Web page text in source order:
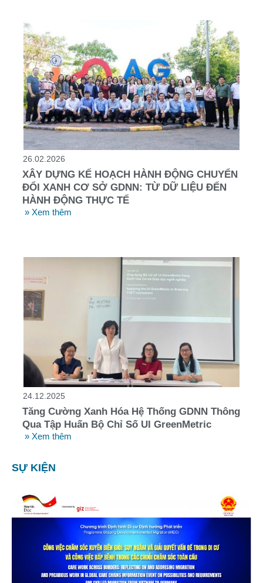
26.02.2026
XÂY DỰNG KẾ HOẠCH HÀNH ĐỘNG CHUYỂN
ĐỔI XANH CƠ SỞ GDNN: TỪ DỮ LIỆU ĐẾN
HÀNH ĐỘNG THỰC TẾ
» Xem thêm
24.12.2025
Tăng Cường Xanh Hóa Hệ Thống GDNN Thông
Qua Tập Huấn Bộ Chỉ Số UI GreenMetric
» Xem thêm
SỰ KIỆN